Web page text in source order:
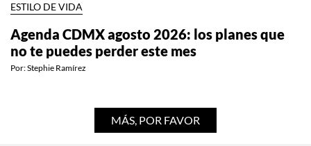
ESTILO DE VIDA
Agenda CDMX agosto 2026: los planes que
no te puedes perder este mes
Por:Stephie Ramírez
MÁS, POR FAVOR